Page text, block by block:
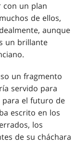
con un plan
de ellos,
aunque
un brillante
un fragmento
servido para
para el futuro de
escrito en los
los
de su cháchara